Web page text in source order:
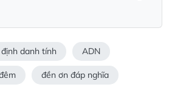
danh tính ADN
đền ơn đáp nghĩa